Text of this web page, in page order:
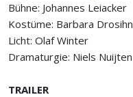
Bühne: Johannes Leiacker
Kostüme: Barbara Drosihn
Licht: Olaf Winter
Dramaturgie: Niels Nuijten
TRAILER